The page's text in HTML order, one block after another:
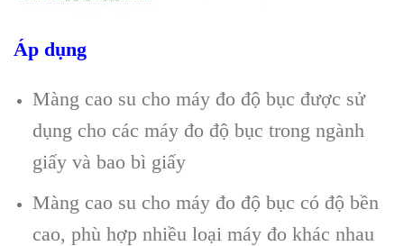
Áp dụng
Màng cao su cho máy đo độ bục được sử
dụng cho các máy đo độ bục trong ngành
giấy và bao bì giấy
Màng cao su cho máy đo độ bục có độ bền
cao, phù hợp nhiều loại máy đo khác nhau